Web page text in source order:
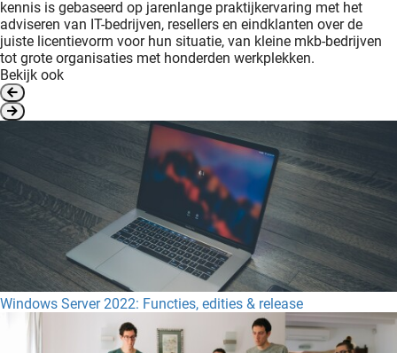
kennis is gebaseerd op jarenlange praktijkervaring met het
adviseren van IT-bedrijven, resellers en eindklanten over de
juiste licentievorm voor hun situatie, van kleine mkb-bedrijven
tot grote organisaties met honderden werkplekken.
Bekijk ook
Windows Server 2022: Functies, edities & release